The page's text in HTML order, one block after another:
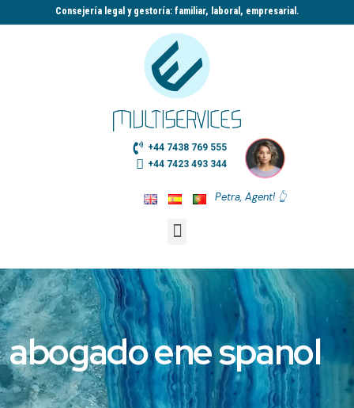
Consejería legal y gestoría: familiar, laboral, empresarial.​
+44 7438 769 555
+44 7423 493 344
Petra, Agent! 👆
abogado ene spanol